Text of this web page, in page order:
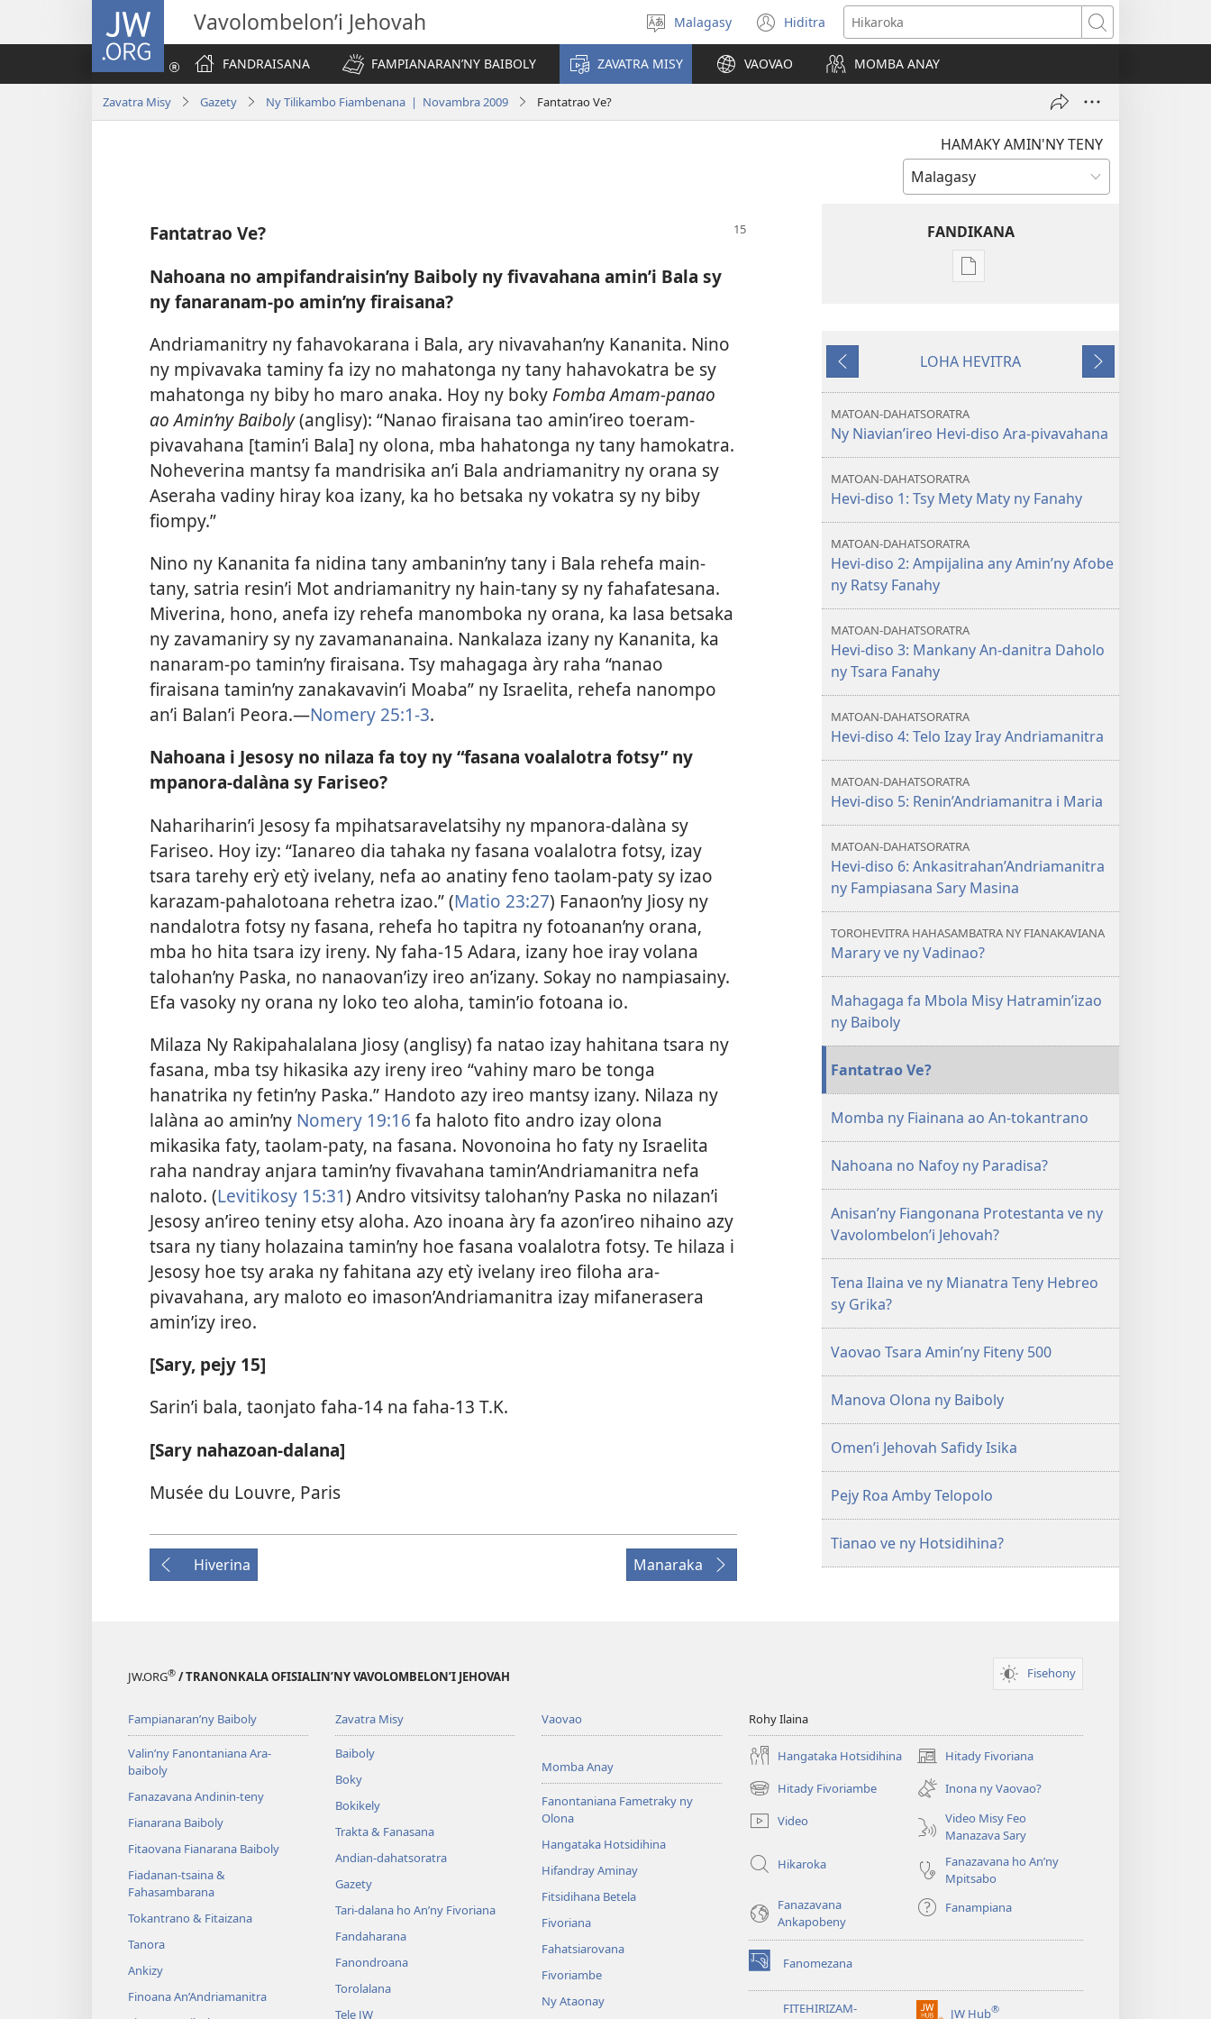
JW.ORG Vavolombelon’i Jehovah
Hifidy
fiteny
Malagasy Hiditra
(manokatra
rohy)
Hikaroka
FANDRAISANA
FAMPIANARAN’NY BAIBOLY ZAVATRA MISY VAOVAO MOMBA ANAY
Zavatra Misy Gazety Ny Tilikambo Fiambenana | Novambra 2009 Fantatrao Ve?
HAMAKY AMIN'NY TENY
Fantatrao Ve?
Nahoana no ampifandraisin’ny Baiboly ny fivavahana amin’i Bala sy
ny fanaranam-po amin’ny firaisana?
Andriamanitry ny fahavokarana i Bala, ary nivavahan’ny Kananita. Nino
ny mpivavaka taminy fa izy no mahatonga ny tany hahavokatra be sy
mahatonga ny biby ho maro anaka. Hoy ny bokyFomba Amam-panao
ao Amin’ny Baiboly(anglisy): “Nanao firaisana tao amin’ireo toeram-
pivavahana [tamin’i Bala] ny olona, mba hahatonga ny tany hamokatra.
Noheverina mantsy fa mandrisika an’i Bala andriamanitry ny orana sy
Aseraha vadiny hiray koa izany, ka ho betsaka ny vokatra sy ny biby
fiompy.”
Nino ny Kananita fa nidina tany ambanin’ny tany i Bala rehefa main-
tany, satria resin’i Mot andriamanitry ny hain-tany sy ny fahafatesana.
Miverina, hono, anefa izy rehefa manomboka ny orana, ka lasa betsaka
ny zavamaniry sy ny zavamananaina. Nankalaza izany ny Kananita, ka
nanaram-po tamin’ny firaisana. Tsy mahagaga àry raha “nanao
firaisana tamin’ny zanakavavin’i Moaba” ny Israelita, rehefa nanompo
an’i Balan’i Peora.—Nomery 25:1-3.
Nahoana i Jesosy no nilaza fa toy ny “fasana voalalotra fotsy” ny
mpanora-dalàna sy Fariseo?
Nahariharin’i Jesosy fa mpihatsaravelatsihy ny mpanora-dalàna sy
Fariseo. Hoy izy: “Ianareo dia tahaka ny fasana voalalotra fotsy, izay
tsara tarehy erỳ etỳ ivelany, nefa ao anatiny feno taolam-paty sy izao
karazam-pahalotoana rehetra izao.” (Matio 23:27) Fanaon’ny Jiosy ny
nandalotra fotsy ny fasana, rehefa ho tapitra ny fotoanan’ny orana,
mba ho hita tsara izy ireny. Ny faha-15 Adara, izany hoe iray volana
talohan’ny Paska, no nanaovan’izy ireo an’izany. Sokay no nampiasainy.
Efa vasoky ny orana ny loko teo aloha, tamin’io fotoana io.
Milaza Ny Rakipahalalana Jiosy (anglisy) fa natao izay hahitana tsara ny
fasana, mba tsy hikasika azy ireny ireo “vahiny maro be tonga
hanatrika ny fetin’ny Paska.” Handoto azy ireo mantsy izany. Nilaza ny
lalàna ao amin’ny Nomery 19:16 fa haloto fito andro izay olona
mikasika faty, taolam-paty, na fasana. Novonoina ho faty ny Israelita
raha nandray anjara tamin’ny fivavahana tamin’Andriamanitra nefa
naloto. (Levitikosy 15:31) Andro vitsivitsy talohan’ny Paska no nilazan’i
Jesosy an’ireo teniny etsy aloha. Azo inoana àry fa azon’ireo nihaino azy
tsara ny tiany holazaina tamin’ny hoe fasana voalalotra fotsy. Te hilaza i
Jesosy hoe tsy araka ny fahitana azy etỳ ivelany ireo filoha ara-
pivavahana, ary maloto eo imason’Andriamanitra izay mifanerasera
amin’izy ireo.
[Sary, pejy 15]
Sarin’i bala, taonjato faha-14 na faha-13 T.K.
[Sary nahazoan-dalana]
Musée du Louvre, Paris
Hiverina Manaraka
FANDIKANA
Fandikana
FIAMBENANA
Hiverina
LOHA HEVITRA
Manaraka
MATOAN-DAHATSORATRA
Ny Niavian’ireo Hevi-diso Ara-pivavahana
MATOAN-DAHATSORATRA
Hevi-diso 1: Tsy Mety Maty ny Fanahy
MATOAN-DAHATSORATRA
Hevi-diso 2: Ampijalina any Amin’ny Afobe
ny Ratsy Fanahy
MATOAN-DAHATSORATRA
Hevi-diso 3: Mankany An-danitra Daholo
ny Tsara Fanahy
MATOAN-DAHATSORATRA
Hevi-diso 4: Telo Izay Iray Andriamanitra
MATOAN-DAHATSORATRA
Hevi-diso 5: Renin’Andriamanitra i Maria
MATOAN-DAHATSORATRA
Hevi-diso 6: Ankasitrahan’Andriamanitra
ny Fampiasana Sary Masina
TOROHEVITRA HAHASAMBATRA NY FIANAKAVIANA
Marary ve ny Vadinao?
Mahagaga fa Mbola Misy Hatramin’izao
ny Baiboly
Fantatrao Ve?
Momba ny Fiainana ao An-tokantrano
Nahoana no Nafoy ny Paradisa?
Anisan’ny Fiangonana Protestanta ve ny
Vavolombelon’i Jehovah?
Tena Ilaina ve ny Mianatra Teny Hebreo
sy Grika?
Vaovao Tsara Amin’ny Fiteny 500
Manova Olona ny Baiboly
Omen’i Jehovah Safidy Isika
Pejy Roa Amby Telopolo
Tianao ve ny Hotsidihina?
JW.ORG® / TRANONKALA OFISIALIN’NY VAVOLOMBELON’I JEHOVAH Fisehony
Fampianaran’ny Baiboly
Valin’ny Fanontaniana Ara-
baiboly
Fanazavana Andinin-teny
Fianarana Baiboly
Fitaovana Fianarana Baiboly
Fiadanan-tsaina &
Fahasambarana
Tokantrano & Fitaizana
Tanora
Ankizy
Finoana An’Andriamanitra
Zavatra Misy
Baiboly
Boky
Bokikely
Trakta & Fanasana
Andian-dahatsoratra
Gazety
Tari-dalana ho An’ny Fivoriana
Fandaharana
Fanondroana
Torolalana
Tele JW
Vaovao
Momba Anay
Fanontaniana Fametraky ny
Olona
Hangataka Hotsidihina
Hifandray Aminay
Fitsidihana Betela
Fivoriana
Fahatsiarovana
Fivoriambe
Ny Ataonay
Rohy Ilaina
Hangataka Hotsidihina Hitady Fivoriana
(manokatra
rohy)
Hitady Fivoriambe
(manokatra
rohy)
Inona ny Vaovao?
Video
Video Misy Feo
Manazava Sary
Hikaroka
Fanazavana ho An’ny
Mpitsabo
Fanazavana
Ankapobeny
Fanampiana
Fanomezana
(manokatra
rohy)
FITEHIRIZAM-
JW Hub®